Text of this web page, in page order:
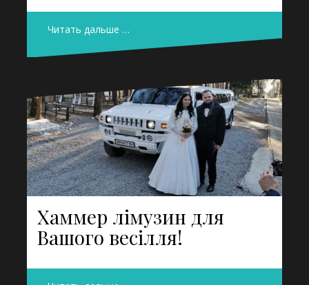
Читать дальше …
Хаммер лімузин для
Вашого весілля!